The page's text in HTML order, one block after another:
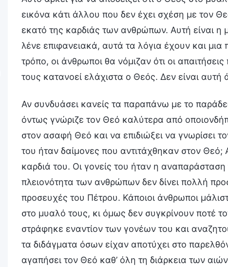
εικόνα κάτι άλλου που δεν έχει σχέση με τον
εκατό της καρδιάς των ανθρώπων. Αυτή είναι
λένε επιφανειακά, αυτά τα λόγια έχουν και
τρόπο, οι άνθρωποι θα νόμιζαν ότι οι
τους κατανοεί ελάχιστα ο Θεός. Δεν είναι
Αν συνδυάσει κανείς τα παραπάνω με το
όντως γνώριζε τον Θεό καλύτερα από
στον ασαφή Θεό και να επιδιώξει να γνωρίσει
του ήταν δαίμονες που αντιτάχθηκαν στον Θεό;
καρδιά του. Οι γονείς του ήταν η
πλειονότητα των ανθρώπων δεν δίνει πολλή
προσευχές του Πέτρου. Κάποιοι άνθρωποι
στο μυαλό τους, κι όμως δεν συγκρίνουν ποτέ
στράφηκε εναντίον των γονέων του και
τα διδάγματα όσων είχαν αποτύχει στο
αγαπήσει τον Θεό καθ’ όλη τη διάρκεια των